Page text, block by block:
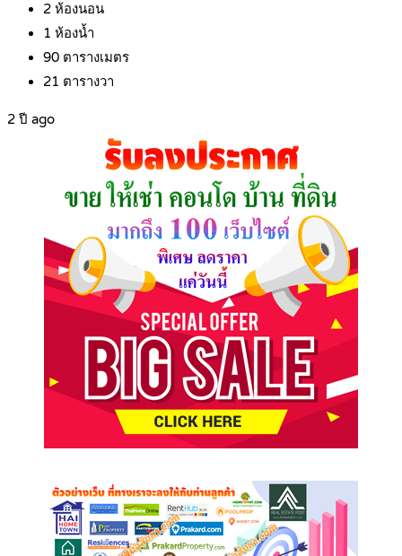
2 ห้องนอน
1 ห้องน้ำ
90 ตารางเมตร
21 ตารางวา
2 ปี ago